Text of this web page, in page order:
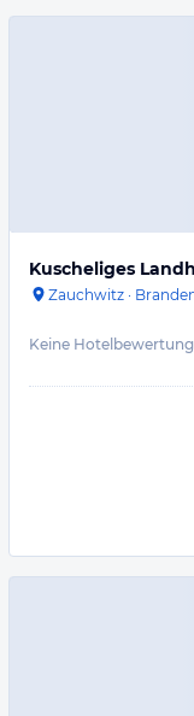
Kuscheliges
Zauchwitz ·
Keine